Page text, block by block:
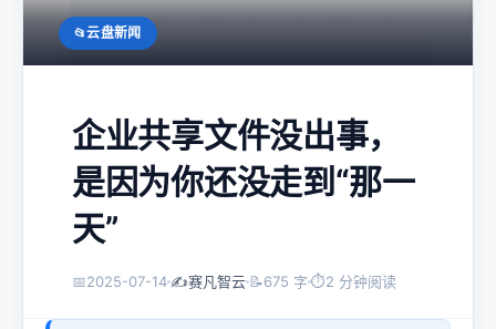
云盘新闻
企业共享文件没出事，
是因为你还没走到“那一
天”
📅2025-07-14 ✍️赛凡智云 📝675 字 ⏱2 分钟阅读